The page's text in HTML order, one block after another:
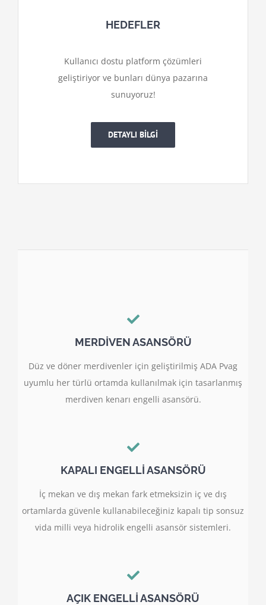
HEDEFLER
Kullanıcı dostu platform çözümleri
geliştiriyor ve bunları dünya pazarına
sunuyoruz!
DETAYLI BİLGİ
MERDİVEN ASANSÖRÜ
Düz ve döner merdivenler için geliştirilmiş ADA Pvag
uyumlu her türlü ortamda kullanılmak için tasarlanmış
merdiven kenarı engelli asansörü.
KAPALI ENGELLİ ASANSÖRÜ
İç mekan ve dış mekan fark etmeksizin iç ve dış
ortamlarda güvenle kullanabileceğiniz kapalı tip sonsuz
vida milli veya hidrolik engelli asansör sistemleri.
AÇIK ENGELLİ ASANSÖRÜ